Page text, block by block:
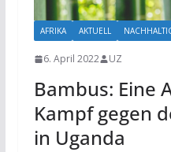
AFRIKA AKTUELL
6. April 2022 UZ
Bambus: Eine
Kampf gegen
in Uganda